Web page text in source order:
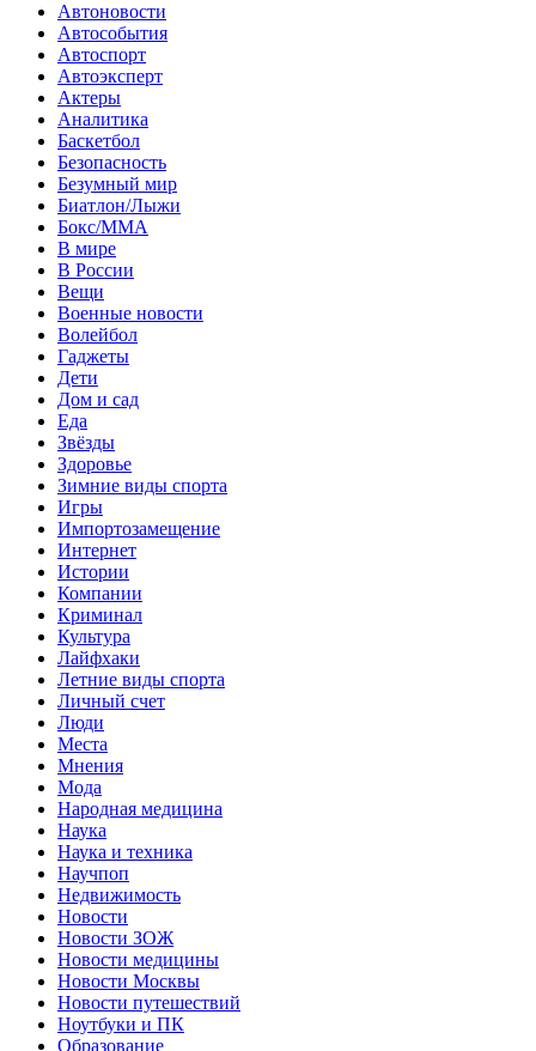
Автоновости
Автособытия
Автоспорт
Автоэксперт
Актеры
Аналитика
Баскетбол
Безопасность
Безумный мир
Биатлон/Лыжи
Бокс/MMA
В мире
В России
Вещи
Военные новости
Волейбол
Гаджеты
Дети
Дом и сад
Еда
Звёзды
Здоровье
Зимние виды спорта
Игры
Импортозамещение
Интернет
Истории
Компании
Криминал
Культура
Лайфхаки
Летние виды спорта
Личный счет
Люди
Места
Мнения
Мода
Народная медицина
Наука
Наука и техника
Научпоп
Недвижимость
Новости
Новости ЗОЖ
Новости медицины
Новости Москвы
Новости путешествий
Ноутбуки и ПК
Образование